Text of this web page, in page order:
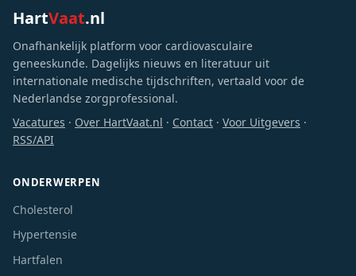
HartVaat.nl
Onafhankelijk platform voor cardiovasculaire
geneeskunde. Dagelijks nieuws en literatuur uit
internationale medische tijdschriften, vertaald voor de
Nederlandse zorgprofessional.
Vacatures · Over HartVaat.nl · Contact · Voor Uitgevers ·
RSS/API
ONDERWERPEN
Cholesterol
Hypertensie
Hartfalen